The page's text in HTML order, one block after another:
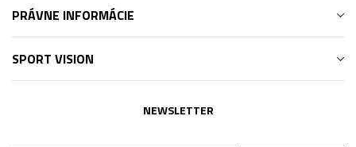
PRÁVNE INFORMÁCIE
SPORT VISION
NEWSLETTER